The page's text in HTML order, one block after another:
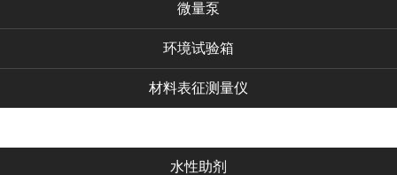
微量泵
环境试验箱
材料表征测量仪
水性助剂